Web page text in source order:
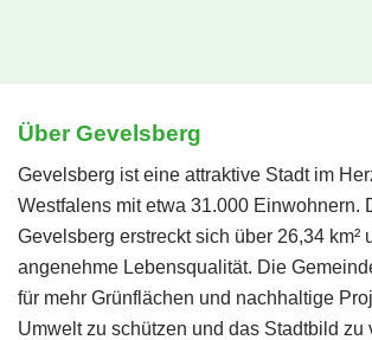
Über Gevelsberg
Gevelsberg ist eine attraktive Stadt im
Westfalens mit etwa 31.000 Einwohnern.
Gevelsberg erstreckt sich über 26,34 km²
angenehme Lebensqualität. Die
für mehr Grünflächen und nachhaltige
Umwelt zu schützen und das Stadtbild zu